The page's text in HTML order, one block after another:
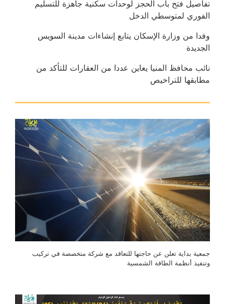
تفاصيل فتح باب الحجز لوحدات سكنية جاهزة للتسليم
الفوري لمتوسطي الدخل
وفدا من وزارة الإسكان يتابع إنشاءات مدينة السويس
الجديدة
نائب محافظ المنيا يعاين عددا من العقارات للتأكد من
مطابقها للتراخيص
جمعية بداية تعلن عن حاجتها للتعاقد مع شركة متخصصة في تركيب
وتنفيذ أنظمة الطاقة الشمسية